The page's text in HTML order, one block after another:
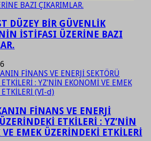
DÜZEY BİR GÜVENLİK
İSTİFASI ÜZERİNE BAZI
FİNANS VE ENERJİ
ETKİLERİ : YZ’NİN
EMEK ÜZERİNDEKİ ETKİLERİ